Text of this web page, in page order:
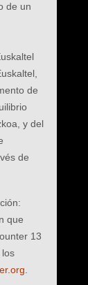
de un
de
y del
de
que
13